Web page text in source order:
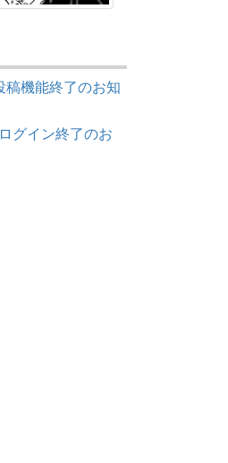
稿機能終了のお知
グイン終了のお